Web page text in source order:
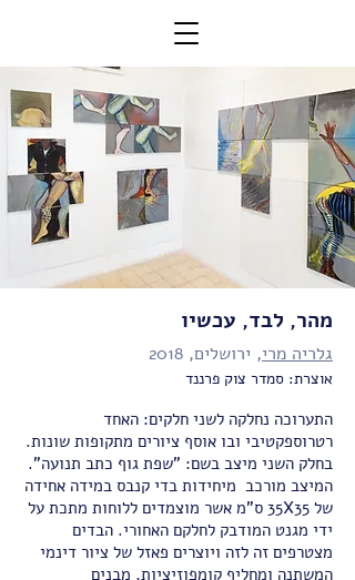
מהר, לבד, עכשיו
גלריה מרי, ירושלים, 2018
אוצרת: סמדר צוק פרננד
התערוכה נחלקה לשני חלקים: האחד
רטרוספקטיבי ובו אוסף ציורים מתקופות שונות.
בחלק השני מיצב בשם: "שפת גוף כתב תנועה".
המיצב מורכב מיחידות בדי קנבס במידה אחידה
של 35X35 ס"מ אשר מוצמדים ללוחות מתכת על
ידי מגנט המודבק לחלקם האחורי. הבדים
מצטרפים זה לזה ויוצרים פאזל של ציור דינמי
המשתנה ומחליף קומפוזיציות, מבנים